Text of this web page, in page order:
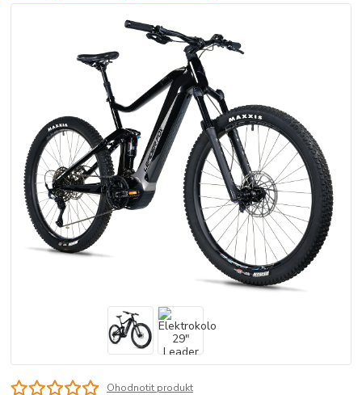
Ohodnotit produkt